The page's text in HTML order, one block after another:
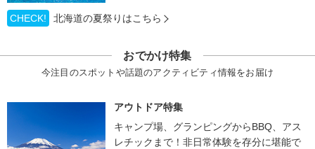
CHECK! 北海道の夏祭りはこちら
おでかけ特集
今注目のスポットや話題のアクティビティ情報をお届け
アウトドア特集
キャンプ場、グランピングからBBQ、アス
レチックまで！非日常体験を存分に堪能で